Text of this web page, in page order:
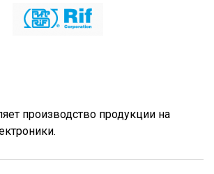
производство продукции на